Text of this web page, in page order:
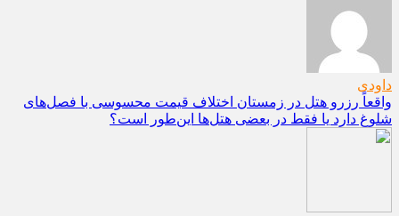
داودی
واقعاً رزرو هتل در زمستان اختلاف قیمت محسوسی با فصل‌های
شلوغ دارد یا فقط در بعضی هتل‌ها این‌طور است؟